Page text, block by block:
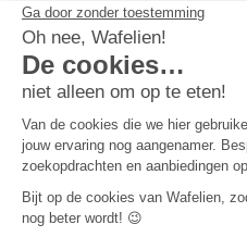
Copyright Capfun 2026 ©
Bij Capfun solliciteren
Veelgestelde vragen
Dutchbox Vakantiepark
Superdeals
Capfun in de media
Carabouille.nl
Wettelijke bepalingen
Algemene reisvoorwaarden